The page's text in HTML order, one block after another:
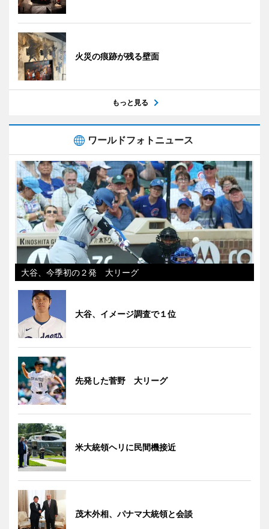
火災の痕跡が残る壁面
もっと見る
ワールドフォトニュース
大谷、今季初の２発 大リーグ
大谷、イメージ調査で１位
先発した菅野 大リーグ
米大統領ヘリに民間機接近
茂木外相、パナマ大統領と会談